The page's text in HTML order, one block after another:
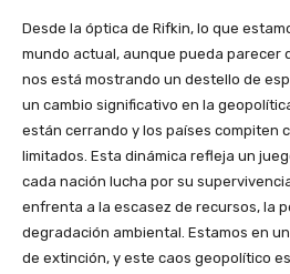
Desde la óptica de Rifkin, lo que
mundo actual, aunque pueda parecer
nos está mostrando un destello de
un cambio significativo en la
están cerrando y los países compiten
limitados. Esta dinámica refleja un
cada nación lucha por su
enfrenta a la escasez de recursos, la
degradación ambiental. Estamos en
de extinción, y este caos geopolítico